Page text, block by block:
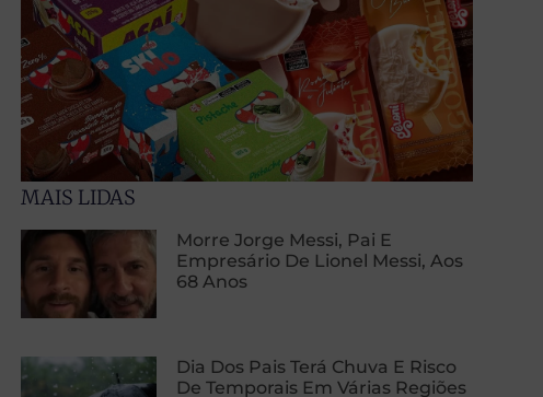
MAIS LIDAS
Morre Jorge Messi, Pai E
Empresário De Lionel Messi, Aos
68 Anos
Dia Dos Pais Terá Chuva E Risco
De Temporais Em Várias Regiões